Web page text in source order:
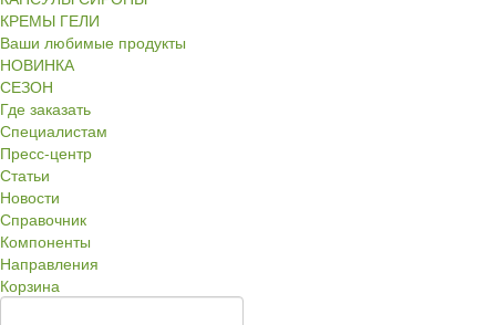
КРЕМЫ ГЕЛИ
Ваши любимые продукты
НОВИНКА
СЕЗОН
Где заказать
Специалистам
Пресс-центр
Статьи
Новости
Справочник
Компоненты
Направления
Корзина